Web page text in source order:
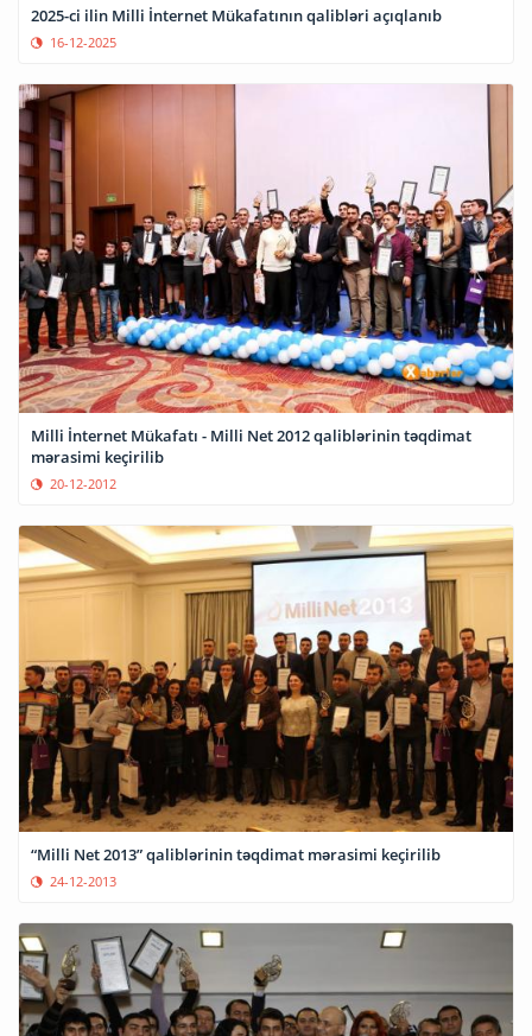
2025-ci ilin Milli İnternet Mükafatının qalibləri açıqlanıb
16-12-2025
Milli İnternet Mükafatı - Milli Net 2012 qaliblərinin təqdimat
mərasimi keçirilib
20-12-2012
“Milli Net 2013” qaliblərinin təqdimat mərasimi keçirilib
24-12-2013